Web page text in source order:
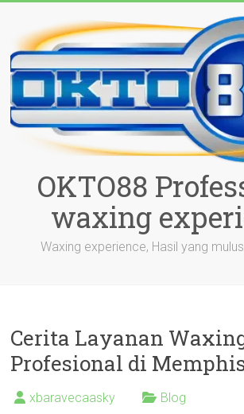
content
OKTO88
waxing
Waxing experience, Hasil yang
Cerita Layanan
Profesional di
xbaravecaasky Blog